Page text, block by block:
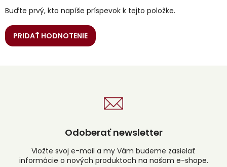
Buďte prvý, kto napíše príspevok k tejto položke.
PRIDAŤ HODNOTENIE
Odoberať newsletter
Vložte svoj e-mail a my Vám budeme zasielať
informácie o nových produktoch na našom e-shope.